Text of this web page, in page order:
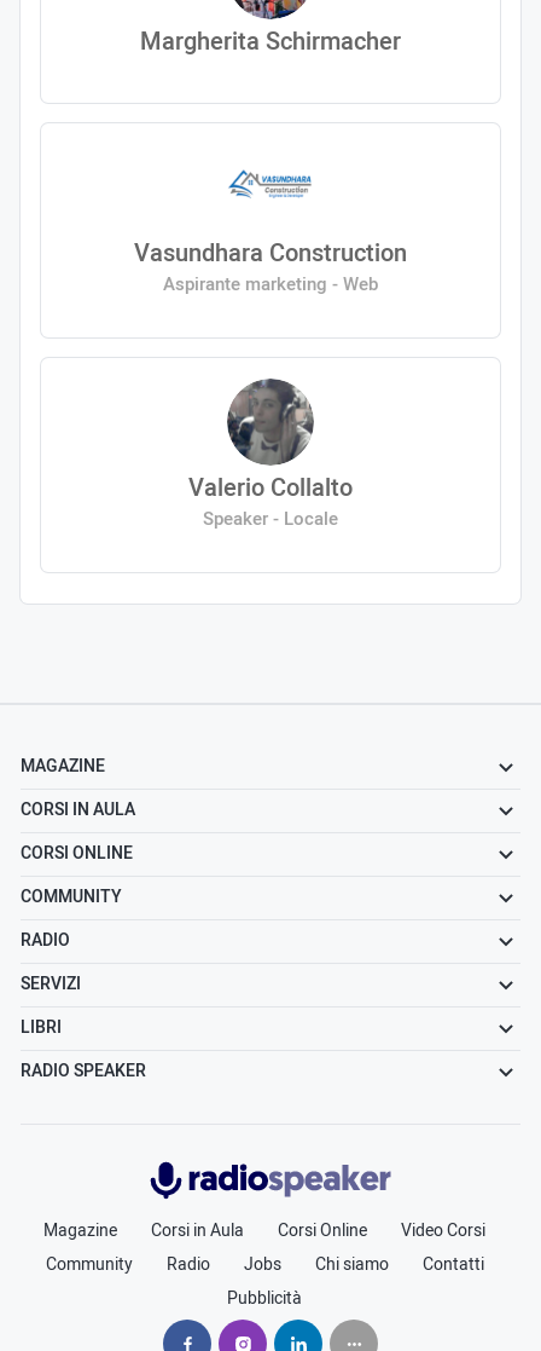
Margherita Schirmacher
Vasundhara Construction
Aspirante marketing - Web
Valerio Collalto
Speaker - Locale
MAGAZINE
CORSI IN AULA
CORSI ONLINE
COMMUNITY
RADIO
SERVIZI
LIBRI
RADIO SPEAKER
Radiospeaker.it
Magazine Corsi in Aula Corsi Online
Video Corsi
Community
Radio Jobs Chi siamo
Contatti
Pubblicità